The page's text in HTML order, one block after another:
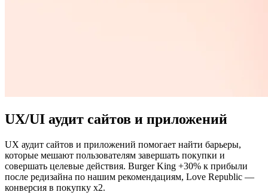
UX/UI аудит сайтов и приложений
UX аудит сайтов и приложений помогает найти барьеры,
которые мешают пользователям завершать покупки и
совершать целевые действия. Burger King +30% к прибыли
после редизайна по нашим рекомендациям, Love Republic —
конверсия в покупку x2.